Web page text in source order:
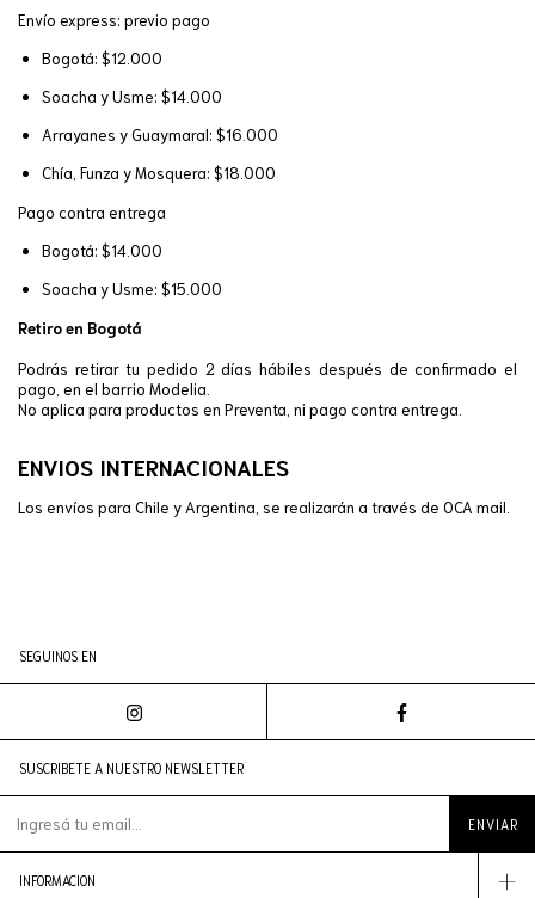
Envío express: previo pago
Bogotá: $12.000
Soacha y Usme: $14.000
Arrayanes y Guaymaral: $16.000
Chía, Funza y Mosquera: $18.000
Pago contra entrega
Bogotá: $14.000
Soacha y Usme: $15.000
Retiro en Bogotá
Podrás retirar tu pedido 2 días hábiles después de confirmado el
pago, en el barrio Modelia.
No aplica para productos en Preventa, ni pago contra entrega.
ENVIOS INTERNACIONALES
Los envíos para Chile y Argentina, se realizarán a través de OCA mail.
SEGUINOS EN
SUSCRIBETE A NUESTRO NEWSLETTER
INFORMACION